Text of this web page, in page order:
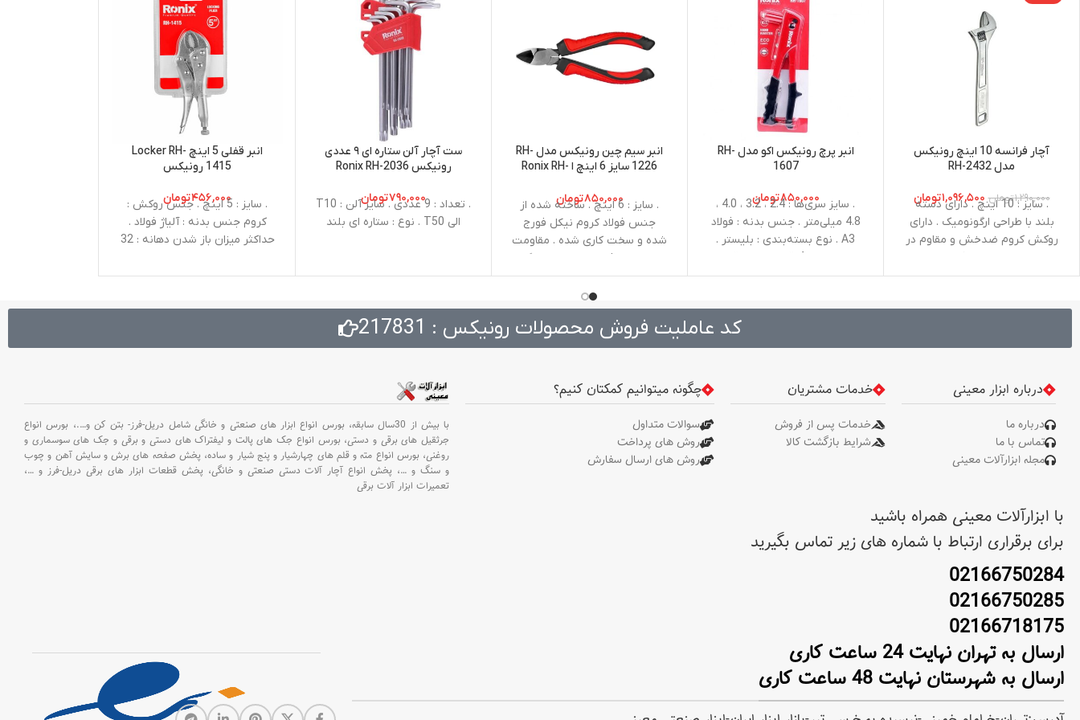
آچار فرانسه 10 اینچ رونیکس
مدل RH-2432
۱,۲۹۰,۰۰۰تومان ۱,۰۹۶,۵۰۰تومان
. سایز : 10 اینچ . دارای دسته
بلند با طراحی ارگونومیک . دارای
روکش کروم ضدخش و مقاوم در
انبر پرچ رونیکس اکو مدل RH-
1607
۸۵۰,۰۰۰تومان
. سایز سری‌ها : 2.4 ، 3.2 ، 4.0 ،
4.8 میلی‌متر . جنس بدنه : فولاد
A3 . نوع بسته‌بندی : بلیستر .
تعویض و یک آچار
انبر سیم چین رونیکس مدل RH-
1226 سایز 6 اینچ ا Ronix RH-
۸۵۰,۰۰۰تومان
. سایز : 6 اینچ . ساخته شده از
جنس فولاد کروم نیکل فورج
شده و سخت کاری شده . مقاومت
بالا در برابر فشار، ضربه، خوردگی و
زنگ زدگی با عمر طولانی . حداکثر
میلی‌متر . دسته های نرم،‌ ضد
لغزش و ضد تعریق با روکشی از
جنس پلاستیک TPR . فک های
حرفه ای . طراحی ارگونومیک با
وزنی سبک و خوش دست
ست آچار آلن ستاره ای ۹ عددی
رونیکس Ronix RH-2036
۷۹۰,۰۰۰تومان
. تعداد : 9 عددی . سایز آلن : T10
الی T50 . نوع : ستاره ای بلند
انبر قفلی 5 اینچ Locker RH-
1415 رونیکس
۴۵۶,۰۰۰تومان
. سایز : 5 اینچ . جنس روکش :
کروم جنس بدنه : آلیاژ فولاد .
حداکثر میزان باز شدن دهانه : 32
کد عاملیت فروش محصولات رونیکس : 217831
درباره ابزار معینی
درباره ما
تماس با ما
مجله ابزارآلات معینی
خدمات مشتریان
خدمات پس از فروش
شرایط بازگشت کالا
چگونه میتوانیم کمکتان کنیم؟
سوالات متداول
روش های پرداخت
روش های ارسال سفارش
با بیش از 30سال سابقه، بورس انواع ابزار های صنعتی و خانگی شامل دریل-فرز- بتن کن و….، بورس انواع
جرثقیل های برقی و دستی، بورس انواع جک های پالت و لیفتراک های دستی و برقی و جک های سوسماری و
روغنی، بورس انواع مته و قلم های چهارشیار و پنج شیار و ساده، پخش صفحه های برش و سایش آهن و چوب
و سنگ و…، پخش انواع آچار آلات دستی صنعتی و خانگی، پخش قطعات ابزار های برقی دریل-فرز و …،
تعمیرات ابزار آلات برقی
با ابزارآلات معینی همراه باشید
برای برقراری ارتباط با شماره های زیر تماس بگیرید
02166750284
02166750285
02166718175
ارسال به تهران نهایت 24 ساعت کاری
ارسال به شهرستان نهایت 48 ساعت کاری